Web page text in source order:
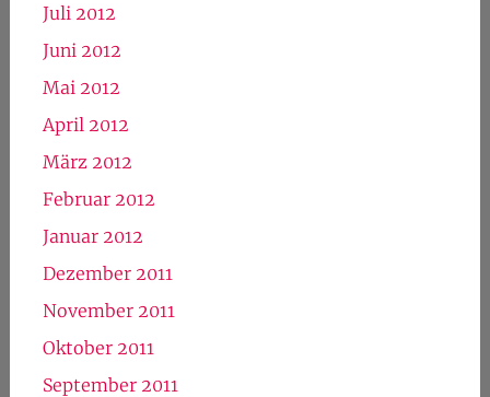
Juli 2012
Juni 2012
Mai 2012
April 2012
März 2012
Februar 2012
Januar 2012
Dezember 2011
November 2011
Oktober 2011
September 2011